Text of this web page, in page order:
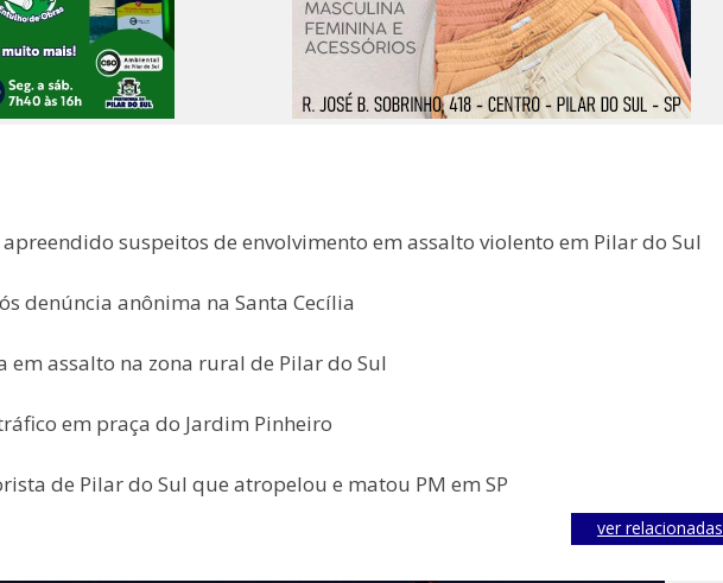
suspeitos de envolvimento em assalto violento em Pilar do Sul
denúncia anônima na Santa Cecília
assalto na zona rural de Pilar do Sul
em praça do Jardim Pinheiro
de Pilar do Sul que atropelou e matou PM em SP
ver relacionadas